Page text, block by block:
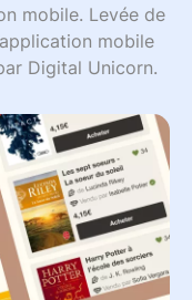
mobile. Levée de
mobile
Digital Unicorn.